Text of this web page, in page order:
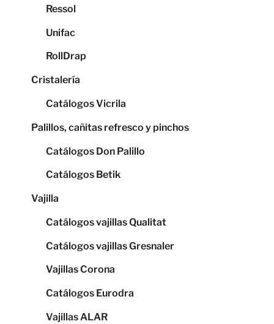
Ressol
Unifac
RollDrap
Cristalería
Catálogos Vicrila
Palillos, cañitas refresco y pinchos
Catálogos Don Palillo
Catálogos Betik
Vajilla
Catálogos vajillas Qualitat
Catálogos vajillas Gresnaler
Vajillas Corona
Catálogos Eurodra
Vajillas ALAR